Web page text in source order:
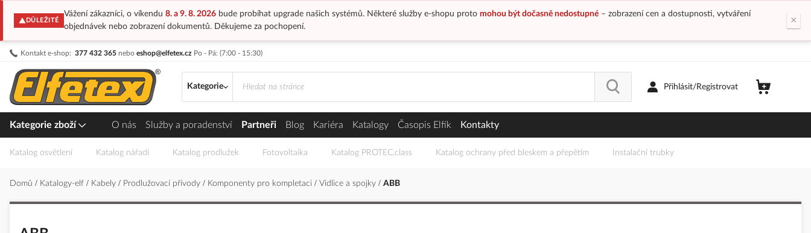
DŮLEŽITÉ
Vážení zákazníci, o víkendu 8. a 9. 8. 2026bude probíhat upgrade našich systémů. Některé služby e-shopu proto mohou být dočasně nedostupné– zobrazení cen a dostupnosti, vytváření
objednávek nebo zobrazení dokumentů. Děkujeme za pochopení.
×
Kontakt e-shop: 377 432 365 nebo eshop@elfetex.cz Po - Pá: (7:00 - 15:30)
Přejít
obsah
Kategorie
Přihlásit/Registrovat
Kategorie zboží O nás Služby a poradenství Partneři Blog Kariéra Katalogy Časopis Elfík Kontakty
Katalog osvětlení Katalog nářadí Katalog prodlužek Fotovoltaika Katalog PROTEC.class Katalog ochrany před bleskem a přepětím Instalační trubky
Domů Katalogy-elf Kabely Prodlužovací přívody Komponenty pro kompletaci Vidlice a spojky ABB